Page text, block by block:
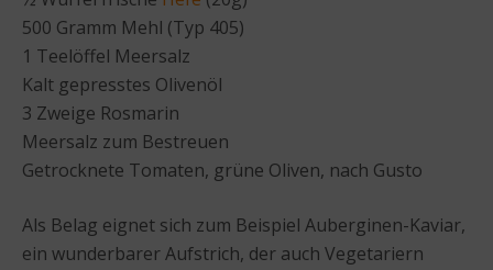
500 Gramm Mehl (Typ 405)
1 Teelöffel Meersalz
Kalt gepresstes Olivenöl
3 Zweige Rosmarin
Meersalz zum Bestreuen
Getrocknete Tomaten, grüne Oliven, nach Gusto
Als Belag eignet sich zum Beispiel Auberginen-Kaviar,
ein wunderbarer Aufstrich, der auch Vegetariern